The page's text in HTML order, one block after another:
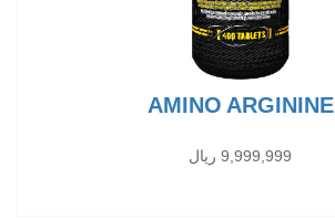
AMINO ARGININE
9,999,999 ریال